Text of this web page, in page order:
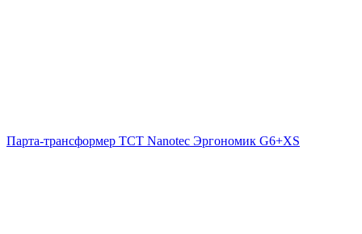
Парта-трансформер ТСТ Nanotec Эргономик G6+XS